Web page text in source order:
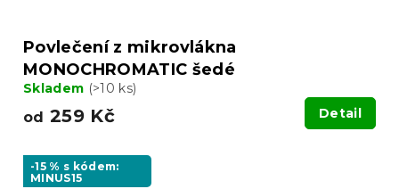
Povlečení z mikrovlákna
MONOCHROMATIC šedé
Skladem (>10 ks)
od 259 Kč Detail
-15 % s kódem:
MINUS15